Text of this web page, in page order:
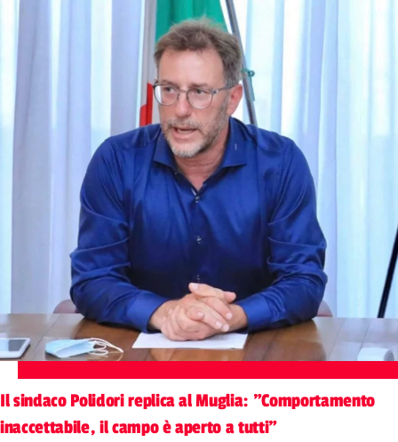
Il sindaco Polidori replica al Muglia: "Comportamento
inaccettabile, il campo è aperto a tutti"